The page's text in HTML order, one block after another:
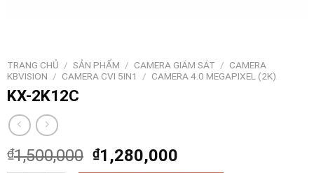
TRANG CHỦ / SẢN PHẨM / CAMERA GIÁM SÁT / CAMERA
KBVISION / CAMERA CVI 5IN1 / CAMERA 4.0 MEGAPIXEL (2K)
KX-2K12C
₫1,500,000 ₫1,280,000